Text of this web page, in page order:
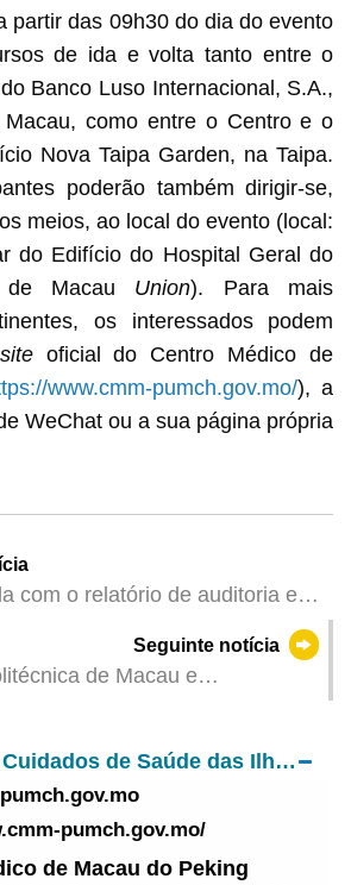
partir das 09h30 do dia do evento
de ida e volta tanto entre o
Banco Luso Internacional, S.A.,
como entre o Centro e o
Nova Taipa Garden, na Taipa.
poderão também dirigir-se,
meios, ao local do evento (local:
do Edifício do Hospital Geral do
de Macau Union). Para mais
os interessados podem
oficial do Centro Médico de
www.cmm-pumch.gov.mo/), a
WeChat ou a sua página própria
com o relatório de auditoria e já
medidas de optimização no
e
Contínuo
Seguinte notícia
de Macau e
e computação para promover
a China e Portugal
Complexo de Cuidados de Saúde das Ilhas – Centro Médico de Macau do Peking Union Medical College Hospital
pumch.gov.mo/
de Macau do Peking